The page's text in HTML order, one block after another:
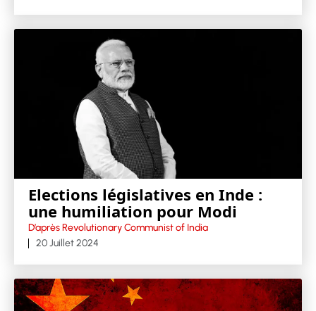
Elections législatives en Inde :
une humiliation pour Modi
D’après Revolutionary Communist of India
20 Juillet 2024